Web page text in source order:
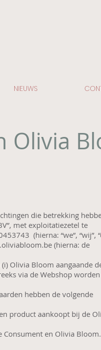
NIEUWS
Olivia
die betrekking
met exploitatiezetel te
(hierna: “we”, “wij”,
(hierna: de
Olivia Bloom aangaande
via de Webshop worden
hebben de volgende
product aankoopt bij de
Consument en Olivia Bloom.